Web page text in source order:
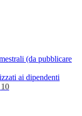
(da pubblicare
ai dipendenti
10